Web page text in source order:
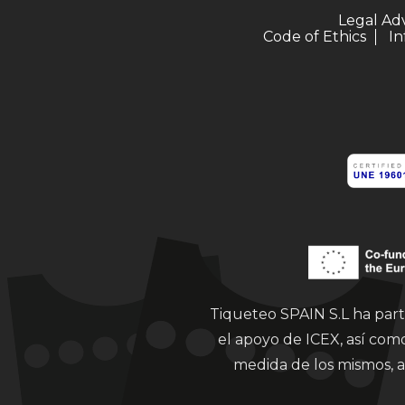
Legal
Code of Ethics
Tiqueteo SPAIN S.L ha
el apoyo de ICEX, así
medida de los mismos,